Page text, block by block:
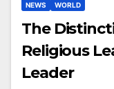
NEWS WORLD
The
Religious
Leader